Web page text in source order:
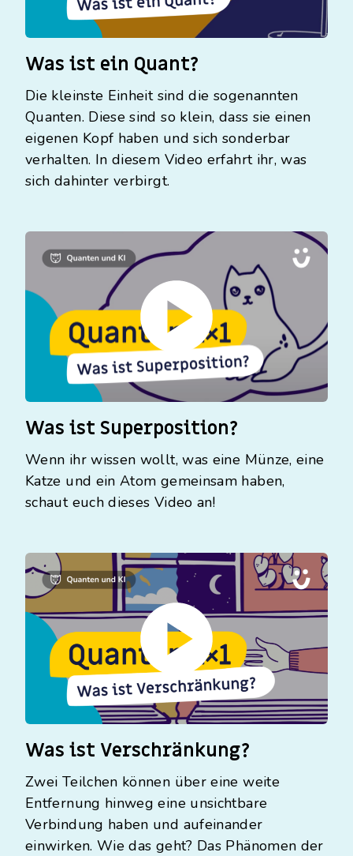
Was ist ein Quant?
Die kleinste Einheit sind die sogenannten
Quanten. Diese sind so klein, dass sie einen
eigenen Kopf haben und sich sonderbar
verhalten. In diesem Video erfahrt ihr, was
sich dahinter verbirgt.
Was ist Superposition?
Wenn ihr wissen wollt, was eine Münze, eine
Katze und ein Atom gemeinsam haben,
schaut euch dieses Video an!
Was ist Verschränkung?
Zwei Teilchen können über eine weite
Entfernung hinweg eine unsichtbare
Verbindung haben und aufeinander
einwirken. Wie das geht? Das Phänomen der